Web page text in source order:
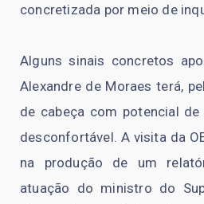
concretizada por meio de
Alguns sinais concretos
Alexandre de Moraes terá,
de cabeça com potencial
desconfortável. A visita da
na produção de um
atuação do ministro do